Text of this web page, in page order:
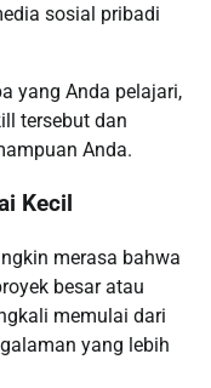
sosial pribadi
yang Anda pelajari,
tersebut dan
Anda.
Kecil
merasa bahwa
besar atau
memulai dari
yang lebih